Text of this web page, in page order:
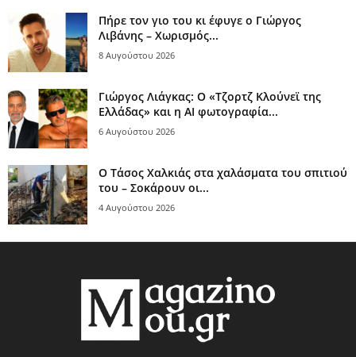
Πήρε τον γιο του κι έφυγε ο Γιώργος
Λιβάνης – Χωρισμός...
8 Αυγούστου 2026
Γιώργος Λιάγκας: Ο «Τζορτζ Κλούνεϊ της
Ελλάδας» και η AI φωτογραφία...
6 Αυγούστου 2026
Ο Τάσος Χαλκιάς στα χαλάσματα του σπιτιού
του – Σοκάρουν οι...
4 Αυγούστου 2026